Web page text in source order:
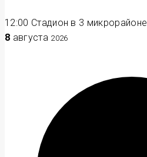
12:00 Стадион в 3 микрорайоне
8 августа 2026